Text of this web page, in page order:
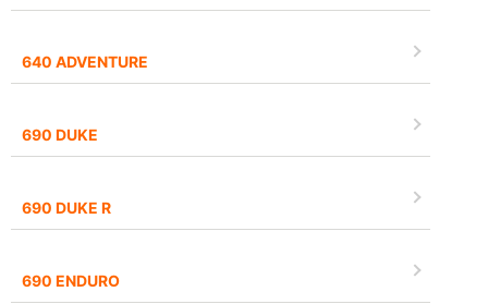
640 ADVENTURE
690 DUKE
690 DUKE R
690 ENDURO